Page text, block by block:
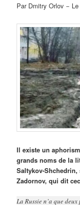
Par Dmitry Orlov −
Il existe un
grands noms de la
Saltykov-
Zadornov, qui dit
La Russie n’a que